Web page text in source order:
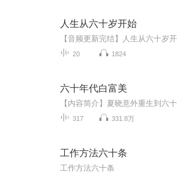
人生从六十岁开始
【音频更新完结】人生从六十岁
20 1824
六十年代白富美
317 331.8万
工作方法六十条
工作方法六十条